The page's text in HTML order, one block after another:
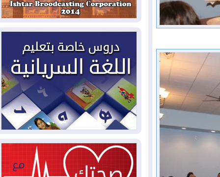
2026-08-04سومو: إنتاج النفط في إقليم
كوردستان انخفض إلى أقل من 10%
ملفات حقبة الكاظمي تعود إلى
الواجهة.. أنباء عن مراجعات قضائية
وتحقيقات أوسع في قضايا فساد
2026-08-04بيترو يشكو تزوير الانتخابات
الرئاسية ويحذر من "حرب أهلية" في
كولومبيا
2026-08-03رئيس إقليم كوردستان في
2026-08-03
العراق يؤكد مجدداً التزامه
بمنع الهجمات على الدول المجاورة